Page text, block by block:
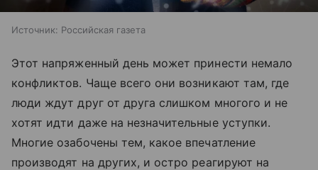
Источник: Российская газета
Этот напряженный день может принести немало
конфликтов. Чаще всего они возникают там, где
люди ждут друг от друга слишком многого и не
хотят идти даже на незначительные уступки.
Многие озабочены тем, какое впечатление
производят на других, и остро реагируют на